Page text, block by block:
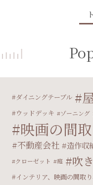
ダイニングテーブル
ウッドデッキ ゾーニング
映画の間取
不動産会社 造作収
クローゼット 庭 吹
インテリア、映画の間取